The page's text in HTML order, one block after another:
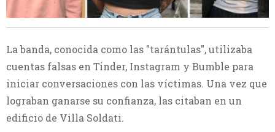
La banda, conocida como las "tarántulas", utilizaba
cuentas falsas en Tinder, Instagram y Bumble para
iniciar conversaciones con las víctimas. Una vez que
lograban ganarse su confianza, las citaban en un
edificio de Villa Soldati.